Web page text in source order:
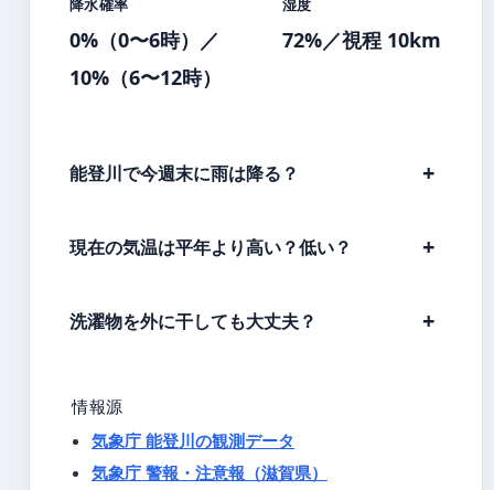
降水確率
0%（0〜6時）／
10%（6〜12時）
湿度
72%／視程 10km
能登川で今週末に雨は降る？
現在の気温は平年より高い？低い？
洗濯物を外に干しても大丈夫？
情報源
気象庁 能登川の観測データ
気象庁 警報・注意報（滋賀県）